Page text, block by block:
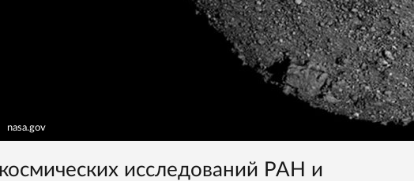
nasa.gov
исследований РАН и